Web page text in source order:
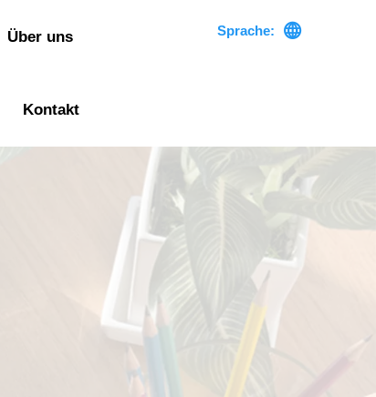
Über uns
Kontakt
Sprache: 